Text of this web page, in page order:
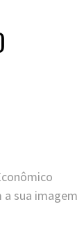
sua imagem